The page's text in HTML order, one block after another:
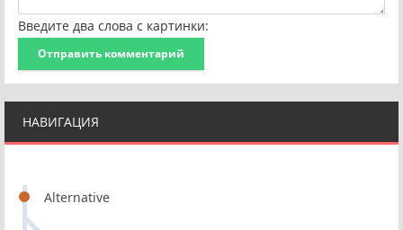
НАВИГАЦИЯ
Alternative
Введите два слова с картинки:
Отправить комментарий